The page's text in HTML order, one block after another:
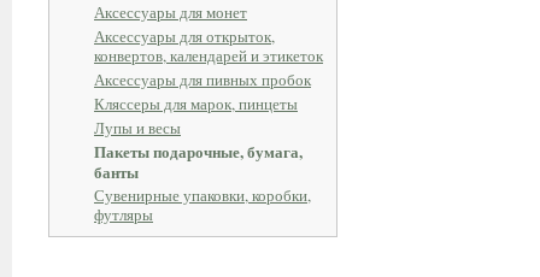
Аксессуары для монет
Аксессуары для открыток,
конвертов, календарей и этикеток
Аксессуары для пивных пробок
Кляссеры для марок, пинцеты
Лупы и весы
Пакеты подарочные, бумага,
банты
Сувенирные упаковки, коробки,
футляры